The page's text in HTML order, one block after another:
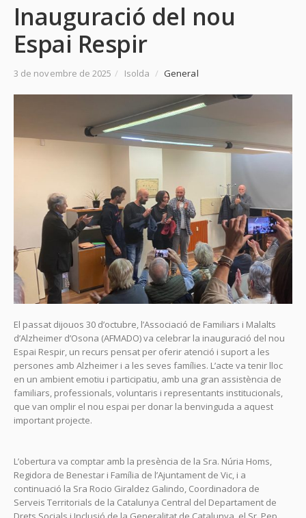
Inauguració del nou
Espai Respir
3 de novembre de 2025 / Isolda / General
El passat dijouos 30 d’octubre, l’Associació de Familiars i Malalts
d’Alzheimer d’Osona (AFMADO) va celebrar la inauguració del nou
Espai Respir, un recurs pensat per oferir atenció i suport a les
persones amb Alzheimer i a les seves famílies. L’acte va tenir lloc
en un ambient emotiu i participatiu, amb una gran assistència de
familiars, professionals, voluntaris i representants institucionals,
que van omplir el nou espai per donar la benvinguda a aquest
important projecte.
L’obertura va comptar amb la presència de la Sra. Núria Homs,
Regidora de Benestar i Família de l’Ajuntament de Vic, i a
continuació la Sra Rocio Giraldez Galindo, Coordinadora de
Serveis Territorials de la Catalunya Central del Departament de